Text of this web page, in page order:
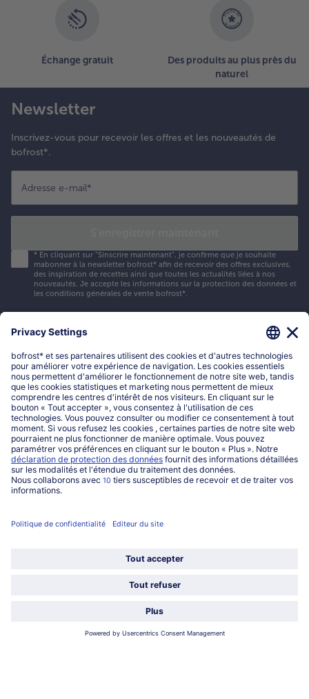
Échange gratuit
Des produits au plus près du
naturel
Newsletter
Inscrivez-vous pour recevoir les offres et les nouveautés de
bofrost*.
Adresse e-mail*
* En cliquant sur "Sinscrire maintenant", je confirme que je souhaite
mabonner à la newsletter bofrost* afin de recevoir des offres exclusives,
des inspiration de recettes ainsi que toutes les actualités liées à nos
nouveautés. Je accepte les informations sur la protection des données et
les conditions générales de vente bofrost*.
Mon compte bofrost*
www.bofrost.be
service@bofrost.be
016 98 1919
Lun-Ven: 9h - 19h et Sa: 9h - 13h
Service